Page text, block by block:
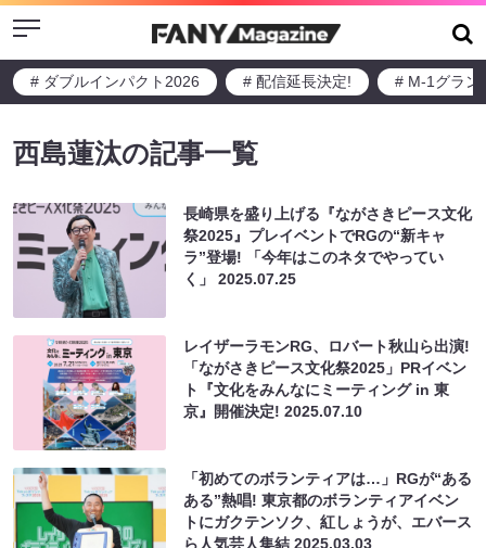
Menu
# ダブルインパクト2026 # 配信延長決定! # M-1グラン
西島蓮汰の記事一覧
長崎県を盛り上げる『ながさきピース文化
祭2025』プレイベントでRGの“新キャ
ラ”登場! 「今年はこのネタでやってい
く」2025.07.25
レイザーラモンRG、ロバート秋山ら出演!
「ながさきピース文化祭2025」PRイベン
ト『文化をみんなにミーティング in 東
京』開催決定!2025.07.10
「初めてのボランティアは…」RGが“ある
ある”熱唱! 東京都のボランティアイベン
トにガクテンソク、紅しょうが、エバース
ら人気芸人集結2025.03.03